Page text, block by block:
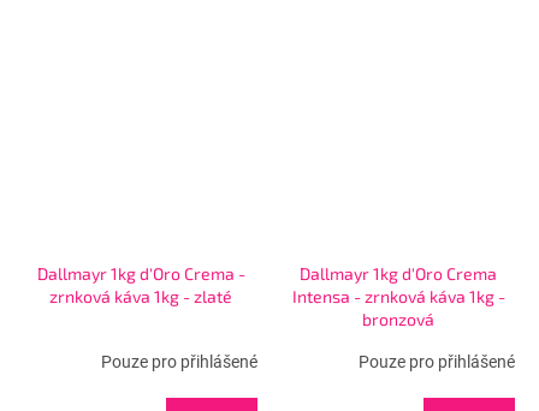
Dallmayr 1kg d'Oro Crema -
zrnková káva 1kg - zlaté
Pouze pro přihlášené
Dallmayr 1kg d'Oro Crema
Intensa - zrnková káva 1kg -
bronzová
Pouze pro přihlášené